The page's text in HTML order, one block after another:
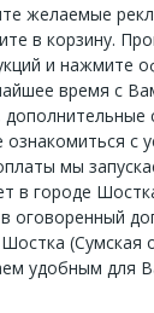
желаемые
в корзину.
и нажмите
время с
с
мы
в городе
оговоренный
(Сумская
удобным для